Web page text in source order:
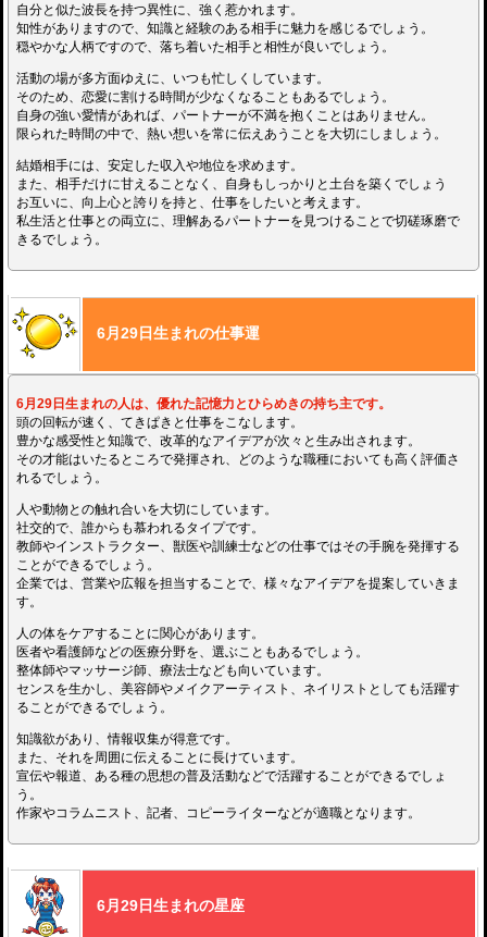
自分と似た波長を持つ異性に、強く惹かれます。
知性がありますので、知識と経験のある相手に魅力を感じるでしょう。
穏やかな人柄ですので、落ち着いた相手と相性が良いでしょう。
活動の場が多方面ゆえに、いつも忙しくしています。
そのため、恋愛に割ける時間が少なくなることもあるでしょう。
自身の強い愛情があれば、パートナーが不満を抱くことはありません。
限られた時間の中で、熱い想いを常に伝えあうことを大切にしましょう。
結婚相手には、安定した収入や地位を求めます。
また、相手だけに甘えることなく、自身もしっかりと土台を築くでしょう
お互いに、向上心と誇りを持と、仕事をしたいと考えます。
私生活と仕事との両立に、理解あるパートナーを見つけることで切磋琢磨で
きるでしょう。
6月29日生まれの仕事運
6月29日生まれの人は、優れた記憶力とひらめきの持ち主です。
頭の回転が速く、てきぱきと仕事をこなします。
豊かな感受性と知識で、改革的なアイデアが次々と生み出されます。
その才能はいたるところで発揮され、どのような職種においても高く評価さ
れるでしょう。
人や動物との触れ合いを大切にしています。
社交的で、誰からも慕われるタイプです。
教師やインストラクター、獣医や訓練士などの仕事ではその手腕を発揮する
ことができるでしょう。
企業では、営業や広報を担当することで、様々なアイデアを提案していきま
す。
人の体をケアすることに関心があります。
医者や看護師などの医療分野を、選ぶこともあるでしょう。
整体師やマッサージ師、療法士なども向いています。
センスを生かし、美容師やメイクアーティスト、ネイリストとしても活躍す
ることができるでしょう。
知識欲があり、情報収集が得意です。
また、それを周囲に伝えることに長けています。
宣伝や報道、ある種の思想の普及活動などで活躍することができるでしょ
う。
作家やコラムニスト、記者、コピーライターなどが適職となります。
6月29日生まれの星座